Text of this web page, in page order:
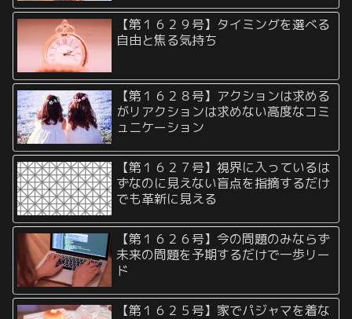
【第１６２９号】タイミングを選べる
自由と焦る気持ち
【第１６２８号】アクションは求める
がリアクションは求めない高度なコミ
ュニケーション
【第１６２７号】視界に入っているは
ずなのに見えない盲点を指摘するだけ
でも革新に見える
【第１６２６号】今の問題のみならず
未来の問題を予期するだけで一歩リー
ド
【第１６２５号】家でパジャマを着な